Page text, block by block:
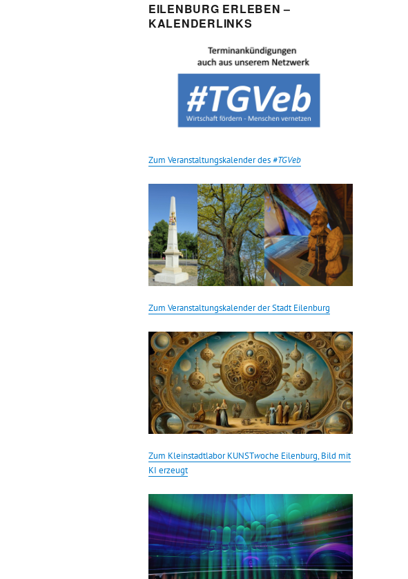
EILENBURG ERLEBEN –
KALENDERLINKS
Zum Veranstaltungskalender des #TGVeb
Zum Veranstaltungskalender der Stadt Eilenburg
Zum Kleinstadtlabor KUNSTwoche Eilenburg, Bild mit
KI erzeugt